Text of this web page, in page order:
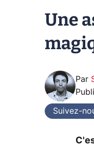
Une
Par
Suivez-